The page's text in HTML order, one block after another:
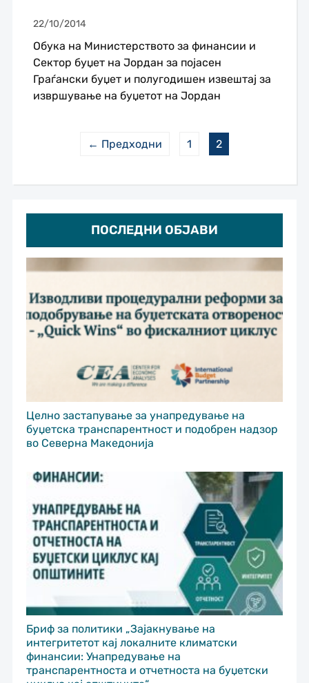
ПОСЛЕДНИ ОБЈАВИ
Целно застапување за унапредување на
буџетска транспарентност и подобрен надзор
во Северна Македонија
Бриф за политики „Зајакнување на
интегритетот кај локалните климатски
финансии: Унапредување на
транспарентноста и отчетноста на буџетски
22/10/2014
Oбука на Министерството за финансии и
Сектор буџет на Јордан за појасен
Граѓански буџет и полугодишен извештај за
извршување на буџетот на Јордан
← Предходни 1 2